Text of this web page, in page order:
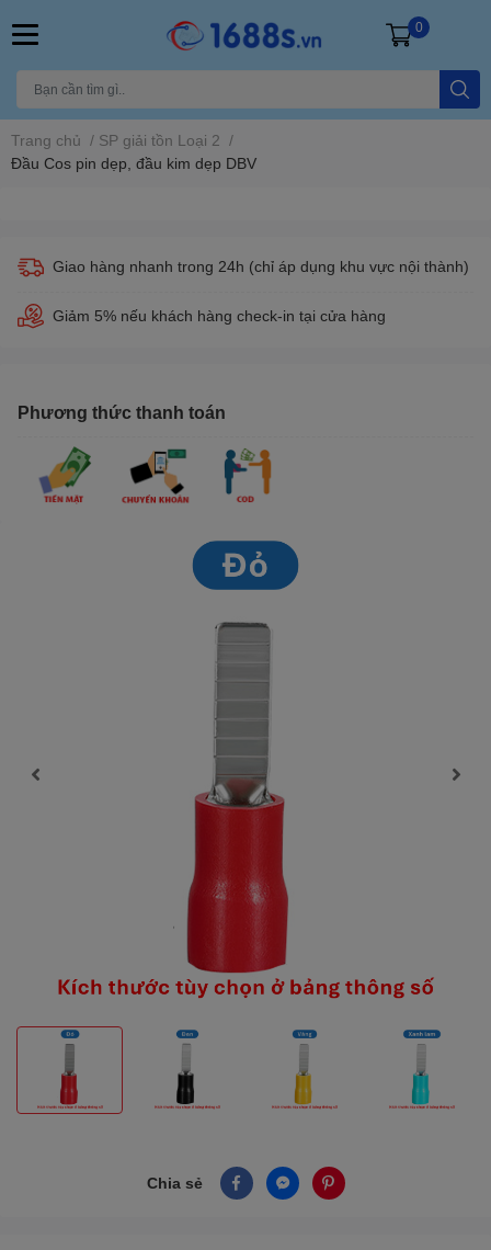
0
Trang chủ / SP giải tồn Loại 2 /
Đầu Cos pin dẹp, đầu kim dẹp DBV
Giao hàng nhanh trong 24h (chỉ áp dụng khu vực nội thành)
Giảm 5% nếu khách hàng check-in tại cửa hàng
Phương thức thanh toán
Chia sẻ